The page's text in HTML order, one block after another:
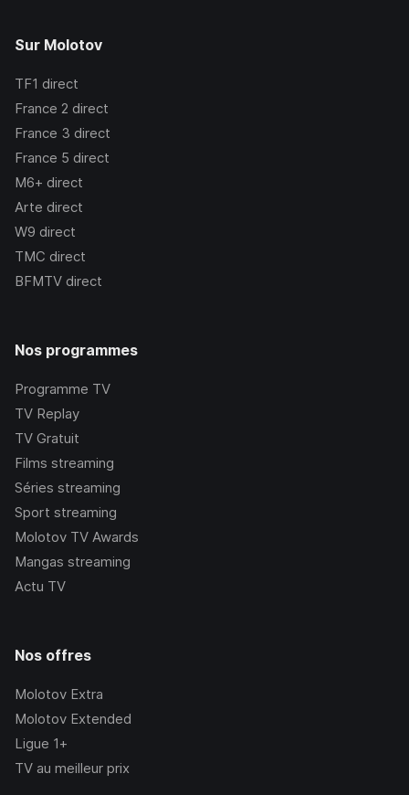
Sur Molotov
TF1 direct
France 2 direct
France 3 direct
France 5 direct
M6+ direct
Arte direct
W9 direct
TMC direct
BFMTV direct
Nos programmes
Programme TV
TV Replay
TV Gratuit
Films streaming
Séries streaming
Sport streaming
Molotov TV Awards
Mangas streaming
Actu TV
Nos offres
Molotov Extra
Molotov Extended
Ligue 1+
TV au meilleur prix